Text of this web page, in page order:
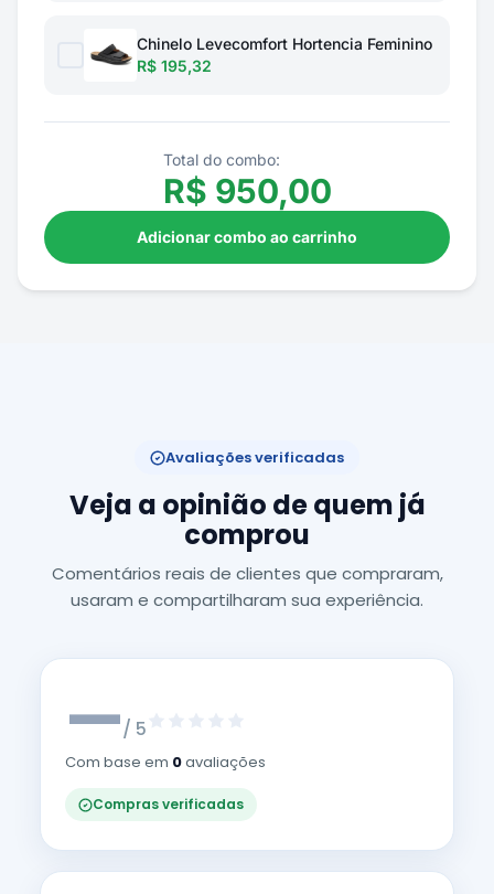
Chinelo Levecomfort Hortencia Feminino
R$ 195,32
Total do combo:
R$ 950,00
Adicionar combo ao carrinho
Avaliações verificadas
Veja a opinião de quem já
comprou
Comentários reais de clientes que compraram,
usaram e compartilharam sua experiência.
—/ 5
Com base em 0avaliações
Compras verificadas